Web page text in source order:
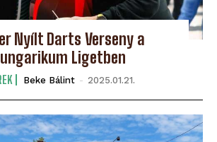
Nyílt Darts Verseny a
Ligetben
Beke Bálint - 2025.01.21.